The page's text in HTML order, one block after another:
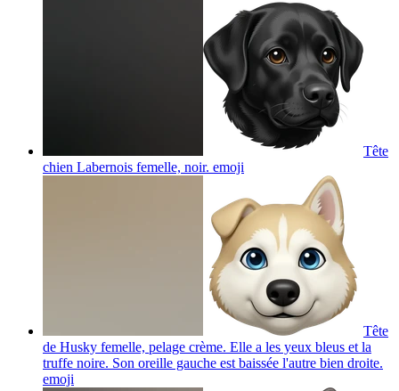
Tête
chien Labernois femelle, noir. emoji
Tête
de Husky femelle, pelage crème. Elle a les yeux bleus et la
truffe noire. Son oreille gauche est baissée l'autre bien droite.
emoji